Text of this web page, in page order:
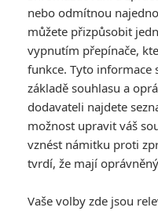
Muži, kteří
Vyšla první
Napsal:Petr Slavík -
nebo odmítnou
můžete přizpůsobit
vypnutím přepínače,
funkce. Tyto informace
základě souhlasu a
dodavateli najdete
možnost upravit váš
vznést námitku proti
tvrdí, že mají
Vaše volby zde jsou